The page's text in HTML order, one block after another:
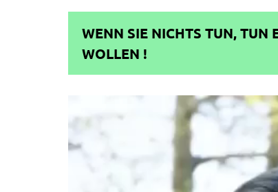
WENN SIE NICHTS TUN, TUN
WOLLEN !